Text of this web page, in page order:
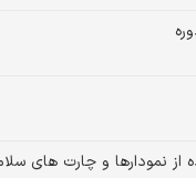
از نمودارها و چارت های